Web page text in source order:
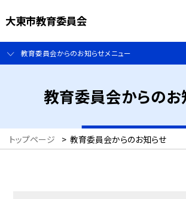
大東市教育委員会
教育委員会からのお知らせメニュー
教育委員会からのお
トップページ > 教育委員会からのお知らせ